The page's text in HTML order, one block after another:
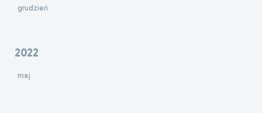
grudzień
2022
maj